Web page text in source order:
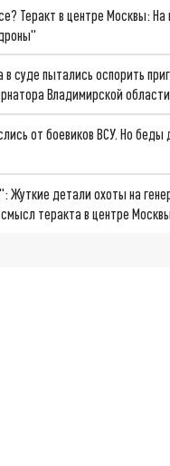
Теракт в центре Москвы: На
суде пытались оспорить
Владимирской области
от боевиков ВСУ. Но
Жуткие детали охоты на
теракта в центре Москвы